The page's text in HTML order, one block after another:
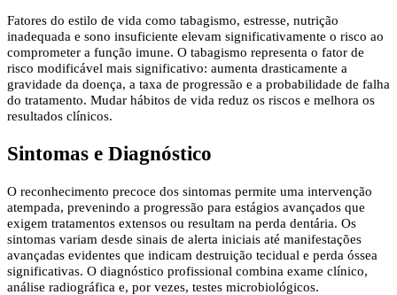
Fatores do estilo de vida como tabagismo, estresse, nutrição
inadequada e sono insuficiente elevam significativamente o risco ao
comprometer a função imune. O tabagismo representa o fator de
risco modificável mais significativo: aumenta drasticamente a
gravidade da doença, a taxa de progressão e a probabilidade de falha
do tratamento. Mudar hábitos de vida reduz os riscos e melhora os
resultados clínicos.
Sintomas e Diagnóstico
O reconhecimento precoce dos sintomas permite uma intervenção
atempada, prevenindo a progressão para estágios avançados que
exigem tratamentos extensos ou resultam na perda dentária. Os
sintomas variam desde sinais de alerta iniciais até manifestações
avançadas evidentes que indicam destruição tecidual e perda óssea
significativas. O diagnóstico profissional combina exame clínico,
análise radiográfica e, por vezes, testes microbiológicos.